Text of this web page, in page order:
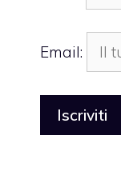
Email: